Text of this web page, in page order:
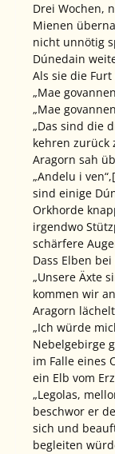
Drei Wochen,
Mienen
nicht unnötig
Dúnedain
Als sie die
„Mae
„Mae
„Das sind die
kehren zurück
Aragorn sah
„Andelu i
sind einige
Orkhorde
irgendwo
schärfere
Dass Elben
„Unsere Äxte
kommen wir
Aragorn
„Ich würde
Nebelgebirge
im Falle eines
ein Elb vom
„Legolas,
beschwor er
sich und
begleiten